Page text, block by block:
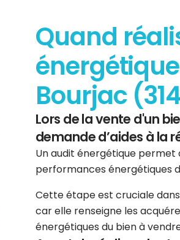
Quand
Bourjac
Lors de la vente d'un
demande d’aides à la
Un audit énergétique permet
performances énergétiques
Cette étape est cruciale
car elle renseigne les
énergétiques du bien à